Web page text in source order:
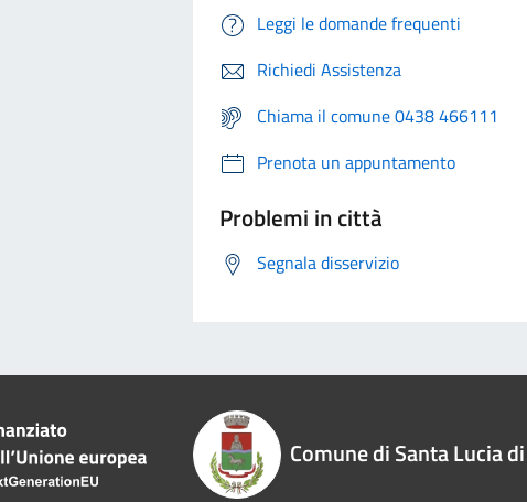
Leggi le domande frequenti
Richiedi Assistenza
Chiama il comune 0438 466111
Prenota un appuntamento
Problemi in città
Segnala disservizio
Comune di Santa Lucia